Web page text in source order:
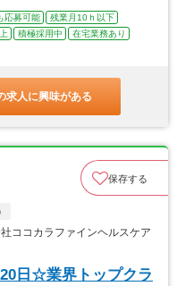
応募可能
残業月10ｈ以下
積極採用中
在宅業務あり
求人に興味がある
保存する
ココカラファインヘルスケア
日☆業界トップクラ